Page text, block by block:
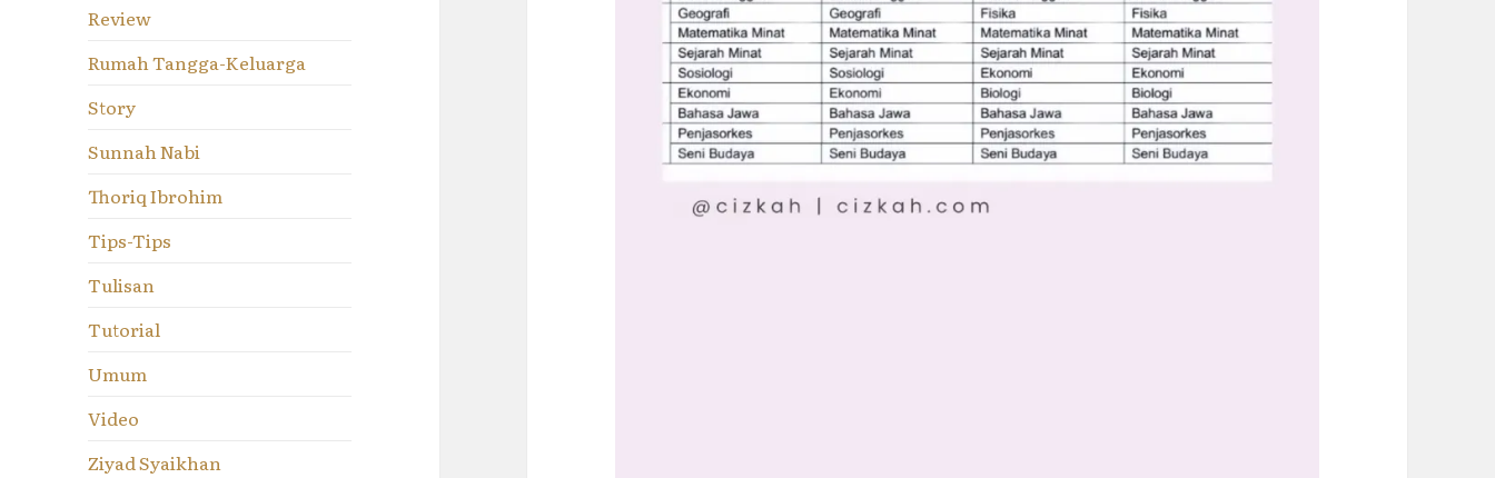
Review
Rumah Tangga-Keluarga
Story
Sunnah Nabi
Thoriq Ibrohim
Tips-Tips
Tulisan
Tutorial
Umum
Video
Ziyad Syaikhan